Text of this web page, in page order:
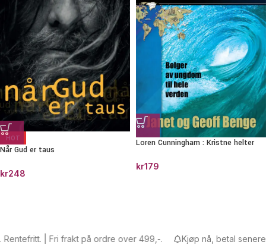
HOT
Når Gud er taus
kr248
Loren Cunningham : Kristne helter
kr179
| Fri frakt på ordre over 499,-. Kjøp nå, betal senere.